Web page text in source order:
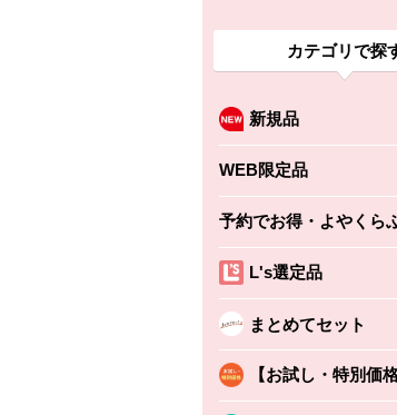
カテゴリで探
新規品
WEB限定品
予約でお得・よやくら
L's選定品
まとめてセット
【お試し・特別価格